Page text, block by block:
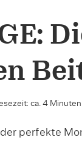
ca. 4 Minuten
perfekte